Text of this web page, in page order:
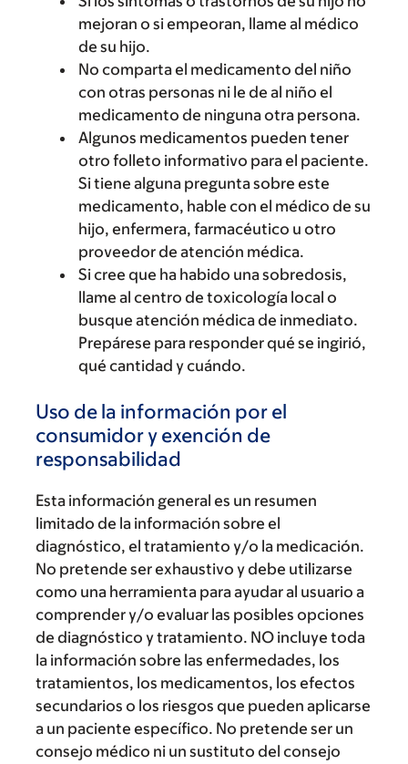
mejoran o si empeoran, llame al médico
de su hijo.
No comparta el medicamento del niño
con otras personas ni le de al niño el
medicamento de ninguna otra persona.
Algunos medicamentos pueden tener
otro folleto informativo para el paciente.
Si tiene alguna pregunta sobre este
medicamento, hable con el médico de su
hijo, enfermera, farmacéutico u otro
proveedor de atención médica.
Si cree que ha habido una sobredosis,
llame al centro de toxicología local o
busque atención médica de inmediato.
Prepárese para responder qué se ingirió,
qué cantidad y cuándo.
Uso de la información por el
consumidor y exención de
responsabilidad
Esta información general es un resumen
limitado de la información sobre el
diagnóstico, el tratamiento y/o la medicación.
No pretende ser exhaustivo y debe utilizarse
como una herramienta para ayudar al usuario a
comprender y/o evaluar las posibles opciones
de diagnóstico y tratamiento. NO incluye toda
la información sobre las enfermedades, los
tratamientos, los medicamentos, los efectos
secundarios o los riesgos que pueden aplicarse
a un paciente específico. No pretende ser un
consejo médico ni un sustituto del consejo